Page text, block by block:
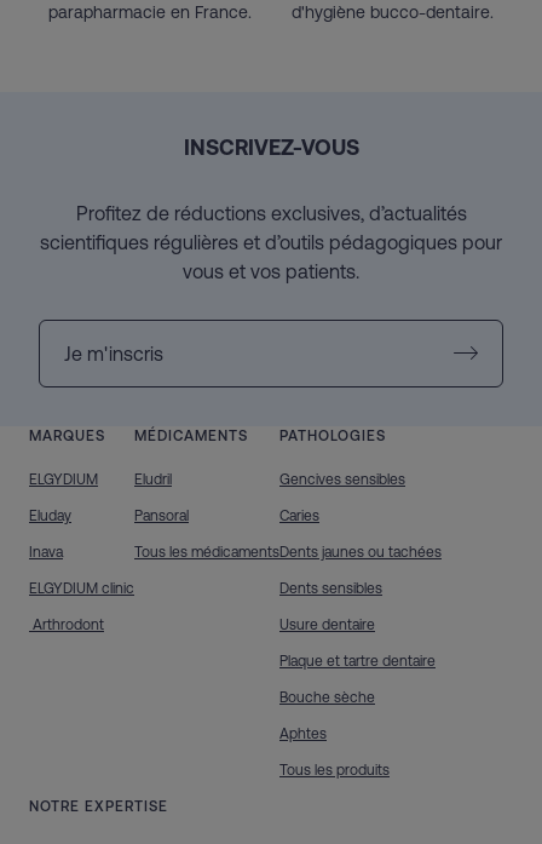
parapharmacie en France.
d'hygiène bucco-dentaire.
MARQUES
ELGYDIUM
Eluday
Inava
ELGYDIUM clinic
Arthrodont
MÉDICAMENTS
Eludril
Pansoral
Tous les médicaments
PATHOLOGIES
Gencives sensibles
Caries
Dents jaunes ou tachées
Dents sensibles
Usure dentaire
Plaque et tartre dentaire
Bouche sèche
Aphtes
Tous les produits
NOTRE EXPERTISE
INSCRIVEZ-VOUS
Profitez de réductions exclusives, d’actualités
scientifiques régulières et d’outils pédagogiques pour
vous et vos patients.
Je m'inscris